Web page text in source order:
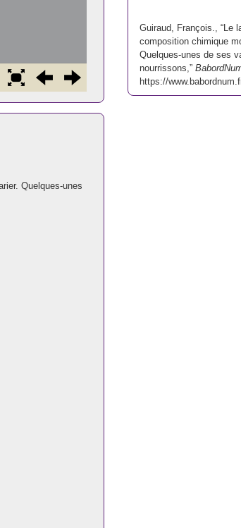
Quelques-unes
Guiraud, François., “Le
composition chimique
Quelques-unes de ses
nourrissons,”
https://